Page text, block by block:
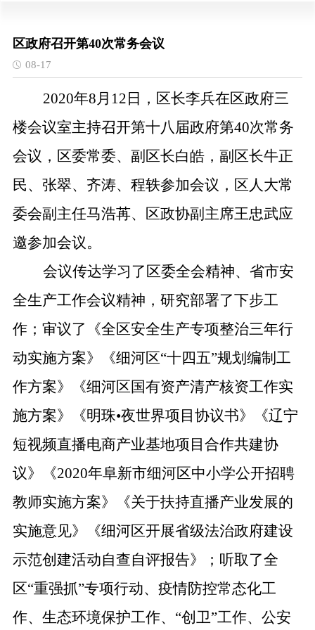
区政府召开第40次常务会议
08-17
2020年8月 12 日，区长李兵在区政府三
楼会议室主持召开第十八届政府第40次常务
会议，区委常委、副区长白皓，副区长牛正
民、张翠、齐涛、程轶参加会议，区人大常
委会副主任马浩苒、区政协副主席王忠武应
邀参加会议。
会议传达学习了区委全会精神、省市安
全生产工作会议精神，研究部署了下步工
作；审议了《全区安全生产专项整治三年行
动实施方案》《细河区“十四五”规划编制工
作方案》《细河区国有资产清产核资工作实
施方案》《明珠•夜世界项目协议书》《辽宁
短视频直播电商产业基地项目合作共建协
议》《2020年阜新市细河区中小学公开招聘
教师实施方案》《关于扶持直播产业发展的
实施意见》《细河区开展省级法治政府建设
示范创建活动自查自评报告》；听取了全
区“重强抓”专项行动、疫情防控常态化工
作、生态环境保护工作、 “创卫”工作、公安